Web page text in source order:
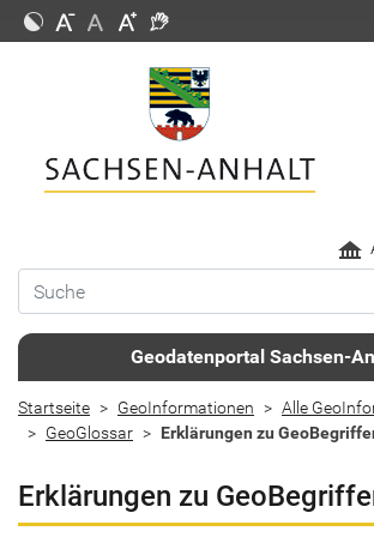
Geodatenportal Sachsen-
Startseite GeoInformationen
Alle
GeoGlossar
Erklärungen zu
Erklärungen zu